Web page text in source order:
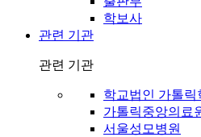
학보사
관련 기관
관련 기관
학교법인 가톨릭
가톨릭중앙의료
서울성모병원